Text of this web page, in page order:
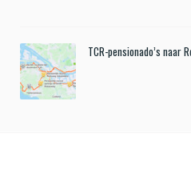
TCR-pensionado’s naar